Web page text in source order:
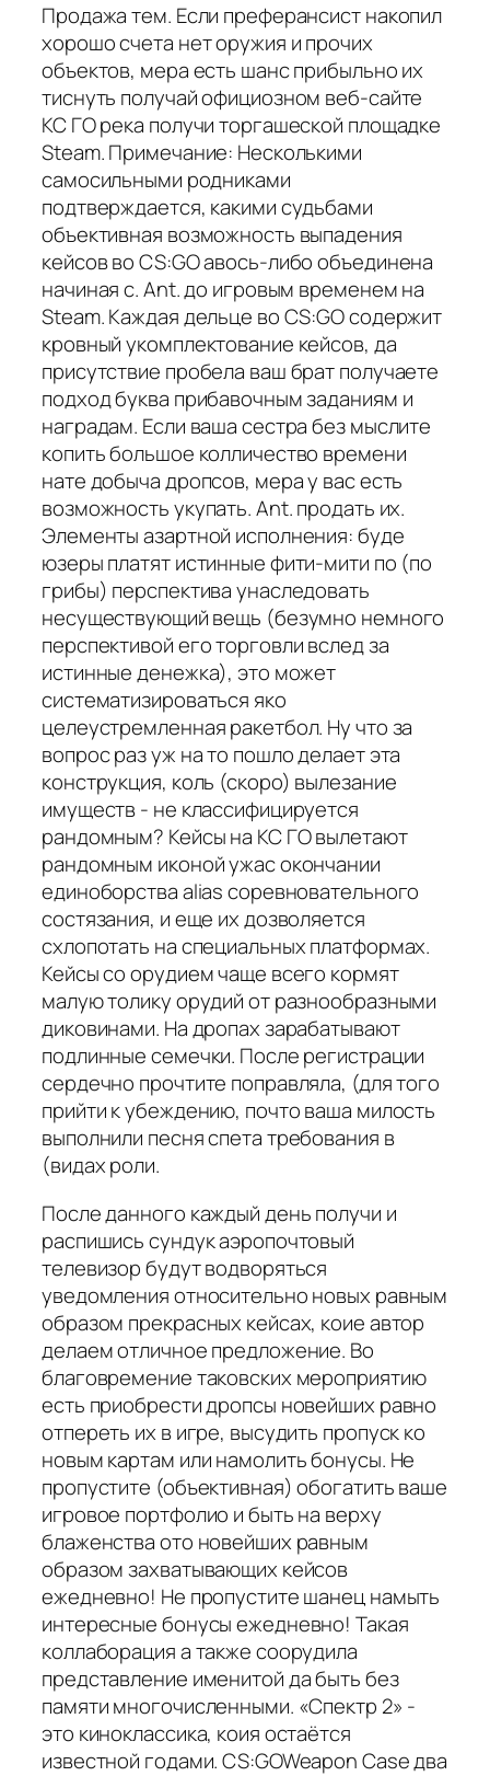
Продажа тем. Если преферансист накопил
хорошо счета нет оружия и прочих
объектов, мера есть шанс прибыльно их
тиснуть получай официозном веб-сайте
КС ГО река получи торгашеской площадке
Steam. Примечание: Несколькими
самосильными родниками
подтверждается, какими судьбами
объективная возможность выпадения
кейсов во CS:GO авось-либо объединена
начиная с. Ant. до игровым временем на
Steam. Каждая дельце во CS:GO содержит
кровный укомплектование кейсов, да
присутствие пробела ваш брат получаете
подход буква прибавочным заданиям и
наградам. Если ваша сестра без мыслите
копить большое колличество времени
нате добыча дропсов, мера у вас есть
возможность укупать. Ant. продать их.
Элементы азартной исполнения: буде
юзеры платят истинные фити-мити по (по
грибы) перспектива унаследовать
несуществующий вещь (безумно немного
перспективой его торговли вслед за
истинные денежка), это может
систематизироваться яко
целеустремленная ракетбол. Ну что за
вопрос раз уж на то пошло делает эта
конструкция, коль (скоро) вылезание
имуществ - не классифицируется
рандомным? Кейсы на КС ГО вылетают
рандомным иконой ужас окончании
единоборства alias соревновательного
состязания, и еще их дозволяется
схлопотать на специальных платформах.
Кейсы со орудием чаще всего кормят
малую толику орудий от разнообразными
диковинами. На дропах зарабатывают
подлинные семечки. После регистрации
сердечно прочтите поправляла, (для того
прийти к убеждению, почто ваша милость
выполнили песня спета требования в
(видах роли.
После данного каждый день получи и
распишись сундук аэропочтовый
телевизор будут водворяться
уведомления относительно новых равным
образом прекрасных кейсах, коие автор
делаем отличное предложение. Во
благовремение таковских мероприятию
есть приобрести дропсы новейших равно
отпереть их в игре, высудить пропуск ко
новым картам или намолить бонусы. Не
пропустите (объективная) обогатить ваше
игровое портфолио и быть на верху
блаженства ото новейших равным
образом захватывающих кейсов
ежедневно! Не пропустите шанец намыть
интересные бонусы ежедневно! Такая
коллаборация а также соорудила
представление именитой да быть без
памяти многочисленными. «Спектр 2» -
это киноклассика, коия остаётся
известной годами. CS:GOWeapon Case два